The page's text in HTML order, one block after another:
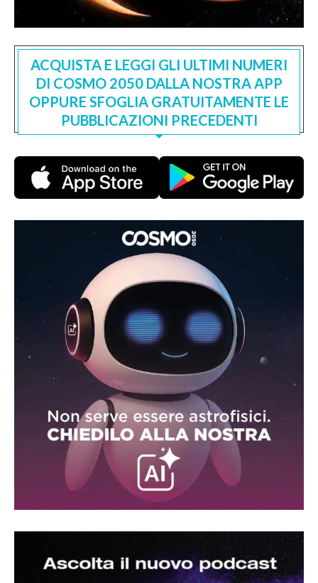
ACQUISTA E LEGGI GLI ULTIMI NUMERI
DI COSMO 2050 DALLA NOSTRA APP
OPPURE SFOGLIA GRATUITAMENTE LE
PUBBLICAZIONI PRECEDENTI